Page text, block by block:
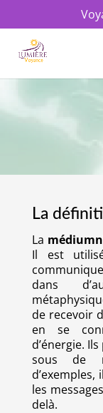
La
La
Il est
dans
de recevoir
en se
d’énergie.
sous de
les
delà.